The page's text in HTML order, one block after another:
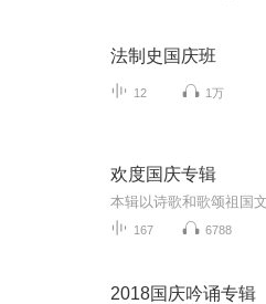
法制史国庆班
12 1万
欢度国庆专辑
167 6788
2018国庆吟诵专辑